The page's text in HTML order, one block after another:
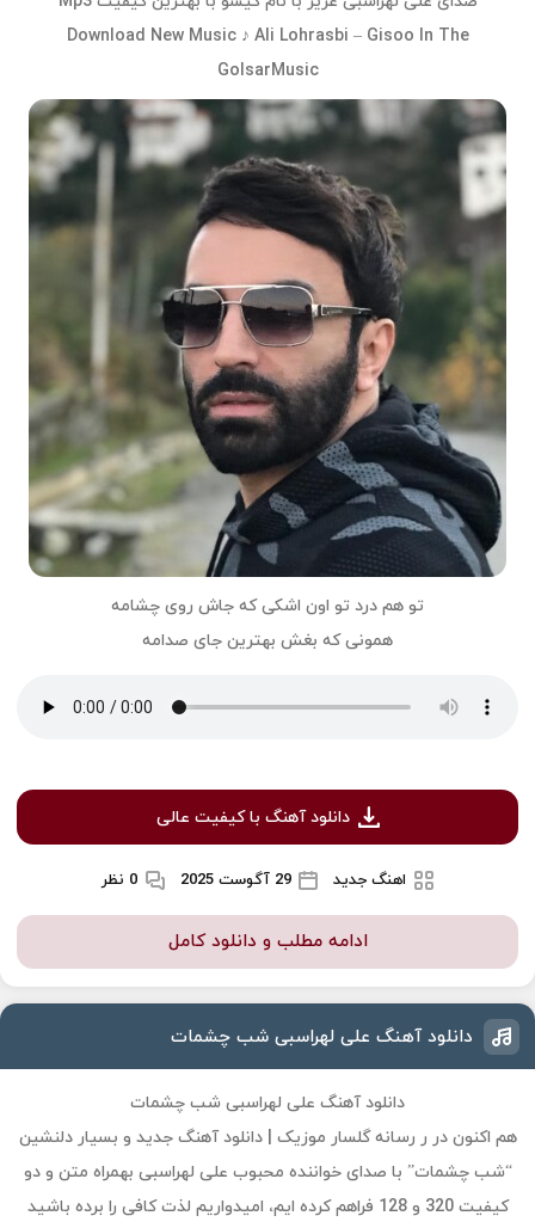
Download New Music ♪ Ali Lohrasbi – Gisoo In The
GolsarMusic
تو هم درد تو اون اشکی که جاش روی چشامه
همونی که بغش بهترین جای صدامه
دانلود آهنگ با کیفیت عالی
اهنگ جدید 29 آگوست 2025 0 نظر
ادامه مطلب و دانلود کامل
دانلود آهنگ علی لهراسبی شب چشمات
دانلود آهنگ علی لهراسبی شب چشمات
هم اکنون در ر رسانه گلسار موزیک | دانلود آهنگ جدید و بسیار دلنشین
“شب چشمات” با صدای خواننده محبوب علی لهراسبی بهمراه متن و دو
کیفیت 320 و 128 فراهم کرده ایم، امیدواریم لذت کافی را برده باشید